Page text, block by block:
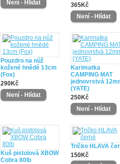
365Kč
Pouzdro na nůž
kožené hnědé 13cm
(Fox)
290Kč
Karimatka
CAMPING MAT
jednovrstvá
(YATE)
250Kč
Kuš pistolová XBOW
Cobra 80lb
Tričko HLAVA
150Kč